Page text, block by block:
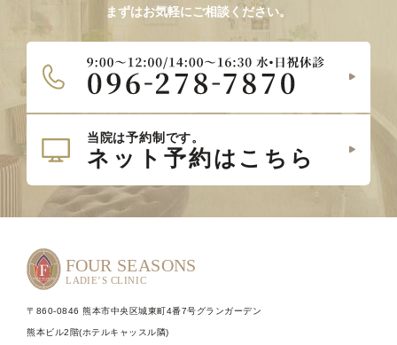
まずはお気軽にご相談ください。
〒860-0846 熊本市中央区城東町4番7号グランガーデン
熊本ビル2階(ホテルキャッスル隣)